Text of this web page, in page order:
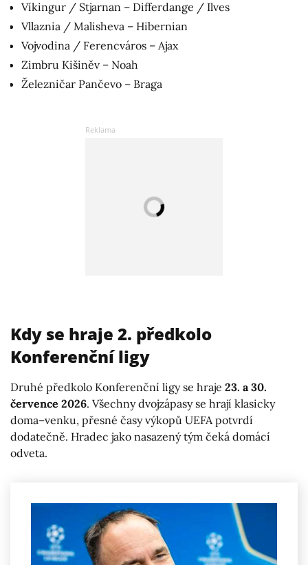
Víkingur / Stjarnan – Differdange / Ilves
Vllaznia / Malisheva – Hibernian
Vojvodina / Ferencváros – Ajax
Zimbru Kišiněv – Noah
Železničar Pančevo – Braga
Kdy se hraje 2. předkolo
Konferenční ligy
Druhé předkolo Konferenční ligy se hraje 23. a 30.
července 2026. Všechny dvojzápasy se hrají klasicky
doma–venku, přesné časy výkopů UEFA potvrdí
dodatečně. Hradec jako nasazený tým čeká domácí
odveta.